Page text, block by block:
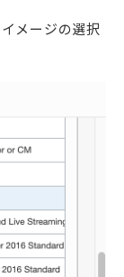
メージの選択